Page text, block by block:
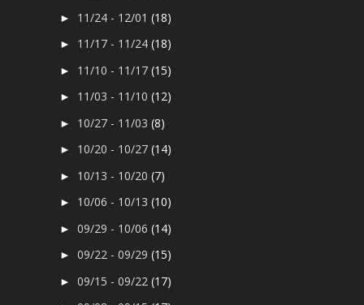
► 11/24 - 12/01(18)
► 11/17 - 11/24(18)
► 11/10 - 11/17(15)
► 11/03 - 11/10(12)
► 10/27 - 11/03(8)
► 10/20 - 10/27(14)
► 10/13 - 10/20(7)
► 10/06 - 10/13(10)
►09/29 - 10/06(14)
►09/22 - 09/29(15)
►09/15 - 09/22(17)